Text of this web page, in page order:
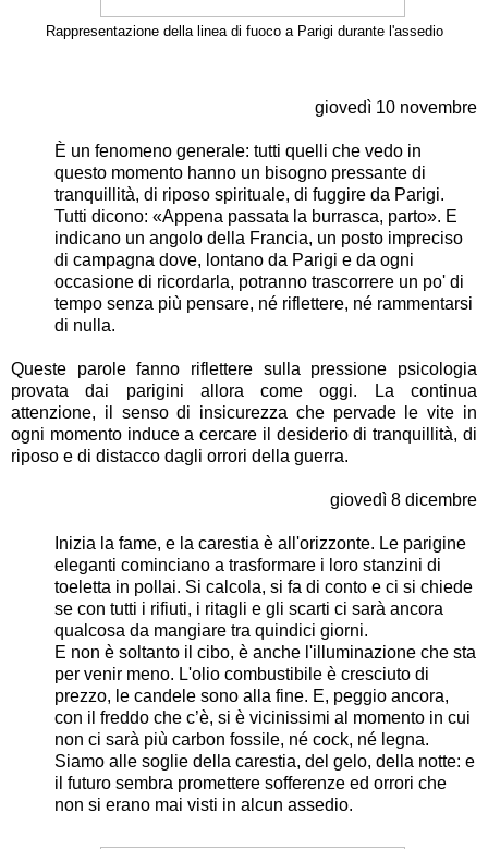
Rappresentazione della linea di fuoco a Parigi durante l'assedio
giovedì 10 novembre
È un fenomeno generale: tutti quelli che vedo in
questo momento hanno un bisogno pressante di
tranquillità, di riposo spirituale, di fuggire da Parigi.
Tutti dicono: «Appena passata la burrasca, parto». E
indicano un angolo della Francia, un posto impreciso
di campagna dove, lontano da Parigi e da ogni
occasione di ricordarla, potranno trascorrere un po' di
tempo senza più pensare, né riflettere, né rammentarsi
di nulla.
Queste parole fanno riflettere sulla pressione psicologia
provata dai parigini allora come oggi. La continua
attenzione, il senso di insicurezza che pervade le vite in
ogni momento induce a cercare il desiderio di tranquillità, di
riposo e di distacco dagli orrori della guerra.
giovedì 8 dicembre
Inizia la fame, e la carestia è all'orizzonte. Le parigine
eleganti cominciano a trasformare i loro stanzini di
toeletta in pollai. Si calcola, si fa di conto e ci si chiede
se con tutti i rifiuti, i ritagli e gli scarti ci sarà ancora
qualcosa da mangiare tra quindici giorni.
E non è soltanto il cibo, è anche l'illuminazione che sta
per venir meno. L'olio combustibile è cresciuto di
prezzo, le candele sono alla fine. E, peggio ancora,
con il freddo che c’è, si è vicinissimi al momento in cui
non ci sarà più carbon fossile, né cock, né legna.
Siamo alle soglie della carestia, del gelo, della notte: e
il futuro sembra promettere sofferenze ed orrori che
non si erano mai visti in alcun assedio.